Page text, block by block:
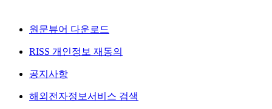
원문뷰어 다운로드
RISS 개인정보 재동의
공지사항
해외전자정보서비스 검색